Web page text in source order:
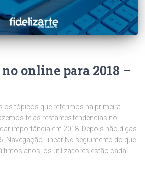
online para 2018 –
os tópicos que referimos na primeira
te as restantes tendências no
importância em 2018. Depois não digas
6. Navegação Linear No seguimento do que
anos, os utilizadores estão cada